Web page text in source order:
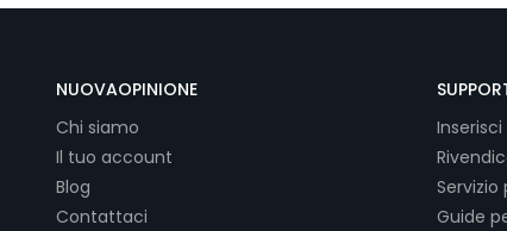
NUOVAOPINIONE
Chi siamo
Il tuo account
Blog
Contattaci
Servizio
Guide